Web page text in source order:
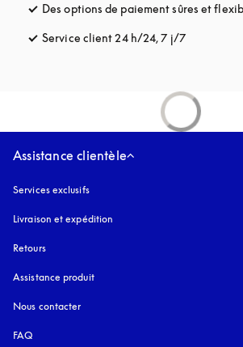
Des options de paiement sûres et
Service client 24 h/24, 7 j/7s’ouvre
Assistance clientèle
Services exclusifs
Livraison et expédition
Retours
Assistance produit
Nous contacter
FAQ